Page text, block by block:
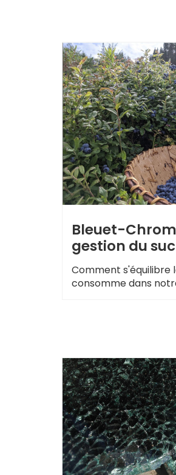
Bleuet-
gestion du
Comment s'équilibre
consomme dans